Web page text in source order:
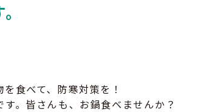
を食べて、防寒対策を！
。皆さんも、お鍋食べませんか？